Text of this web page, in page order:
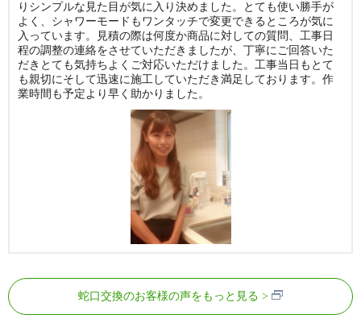
りシンプルな見た目が気に入り決めました。とても使い勝手が
よく、シャワーモードもワンタッチで変更できるところが気に
入っています。見積の際は何度か商品に対しての質問、工事日
程の調整の連絡をさせていただきましたが、丁寧にご回答いた
だきとても気持ちよくご対応いただけました。工事当日もとて
も親切にそして迅速に施工していただき満足しております。作
業時間も予定より早く助かりました。
蛇口交換のお客様の声をもっと見る